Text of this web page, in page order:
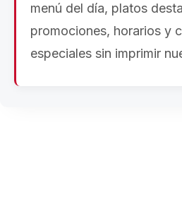
menú del día, platos
promociones, horarios y
especiales sin imprimir